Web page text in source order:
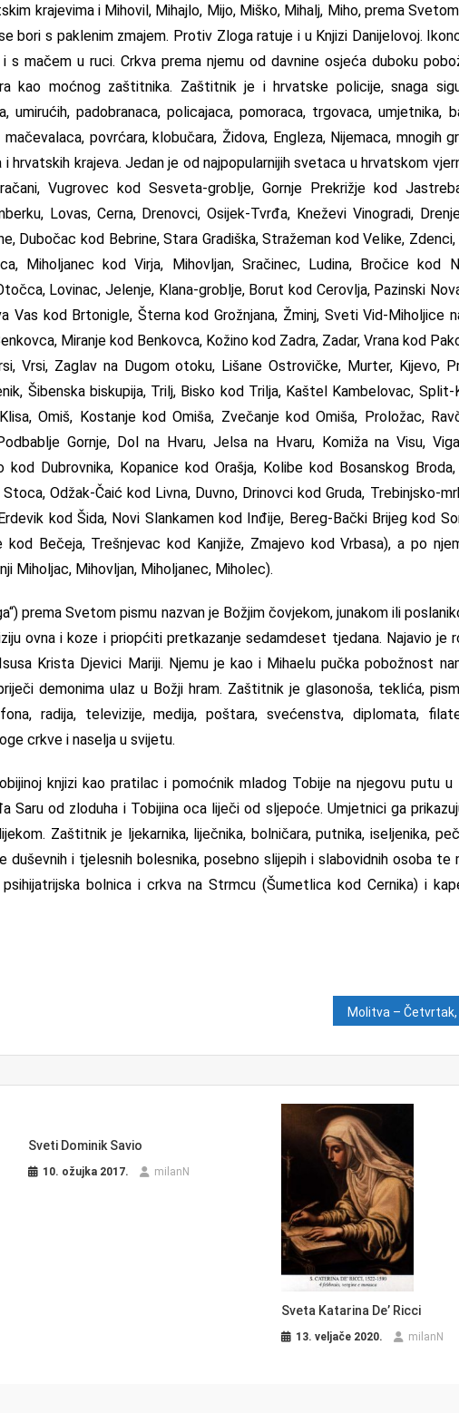
krajevima i Mihovil, Mihajlo, Mijo, Miško, Mihalj, Miho, prema
bori s paklenim zmajem. Protiv Zloga ratuje i u Knjizi Danijelovoj.
s mačem u ruci. Crkva prema njemu od davnine osjeća duboku
kao moćnog zaštitnika. Zaštitnik je i hrvatske policije, snaga
umirućih, padobranaca, policajaca, pomoraca, trgovaca, umjetnika,
povrćara, klobučara, Židova, Engleza, Nijemaca, mnogih
hrvatskih krajeva. Jedan je od najpopularnijih svetaca u hrvatskom
Vugrovec kod Sesveta-groblje, Gornje Prekrižje kod
Lovas, Cerna, Drenovci, Osijek-Tvrđa, Kneževi Vinogradi,
Dubočac kod Bebrine, Stara Gradiška, Stražeman kod Velike, Zdenci,
Miholjanec kod Virja, Mihovljan, Sračinec, Ludina, Bročice kod
Lovinac, Jelenje, Klana-groblje, Borut kod Cerovlja, Pazinski
Vas kod Brtonigle, Šterna kod Grožnjana, Žminj, Sveti Vid-Miholjice
Miranje kod Benkovca, Kožino kod Zadra, Zadar, Vrana kod
Vrsi, Zaglav na Dugom otoku, Lišane Ostrovičke, Murter, Kijevo,
Šibenska biskupija, Trilj, Bisko kod Trilja, Kaštel Kambelovac, Split-
Omiš, Kostanje kod Omiša, Zvečanje kod Omiša, Proložac,
Gornje, Dol na Hvaru, Jelsa na Hvaru, Komiža na Visu,
kod Dubrovnika, Kopanice kod Orašja, Kolibe kod Bosanskog Broda,
Odžak-Čaić kod Livna, Duvno, Drinovci kod Gruda, Trebinjsko-
kod Šida, Novi Slankamen kod Inđije, Bereg-Bački Brijeg kod
kod Bečeja, Trešnjevac kod Kanjiže, Zmajevo kod Vrbasa), a po
Miholjac, Mihovljan, Miholjanec, Miholec).
prema Svetom pismu nazvan je Božjim čovjekom, junakom ili
ovna i koze i priopćiti pretkazanje sedamdeset tjedana. Najavio je
Krista Djevici Mariji. Njemu je kao i Mihaelu pučka pobožnost
demonima ulaz u Božji hram. Zaštitnik je glasonoša, teklića,
radija, televizije, medija, poštara, svećenstva, diplomata,
crkve i naselja u svijetu.
knjizi kao pratilac i pomoćnik mladog Tobije na njegovu putu u
Saru od zloduha i Tobijina oca liječi od sljepoće. Umjetnici ga
Zaštitnik je ljekarnika, liječnika, bolničara, putnika, iseljenika,
duševnih i tjelesnih bolesnika, posebno slijepih i slabovidnih osoba te
bolnica i crkva na Strmcu (Šumetlica kod Cernika) i
Sveti Dominik Savio
10. ožujka 2017. milanN
Sveta Katarina De’ Ricci
13. veljače 2020. milanN